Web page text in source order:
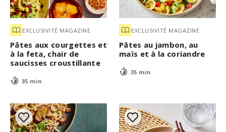
EXCLUSIVITÉ MAGAZINE
Pâtes aux courgettes et
à la feta, chair de
saucisses croustillante
35 min
EXCLUSIVITÉ MAGAZINE
Pâtes au jambon, au
maïs et à la coriandre
35 min